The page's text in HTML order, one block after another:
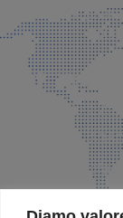
Via
035
035